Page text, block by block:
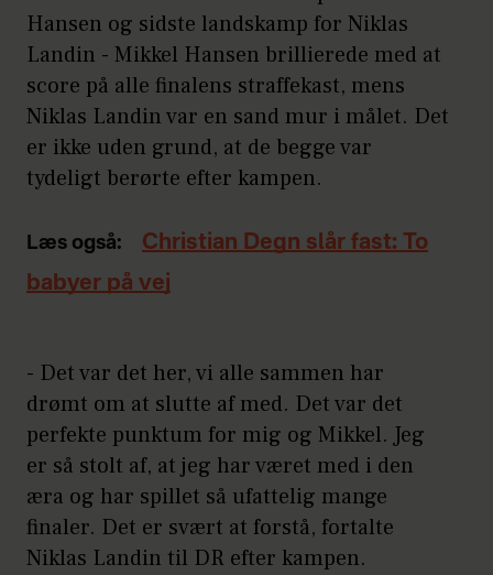
Hansen og sidste landskamp for Niklas
Landin - Mikkel Hansen brillierede med at
score på alle finalens straffekast, mens
Niklas Landin var en sand mur i målet. Det
er ikke uden grund, at de begge var
tydeligt berørte efter kampen.
Læs også:
Christian Degn slår fast: To
babyer på vej
- Det var det her, vi alle sammen har
drømt om at slutte af med. Det var det
perfekte punktum for mig og Mikkel. Jeg
er så stolt af, at jeg har været med i den
æra og har spillet så ufattelig mange
finaler. Det er svært at forstå, fortalte
Niklas Landin til DR efter kampen.